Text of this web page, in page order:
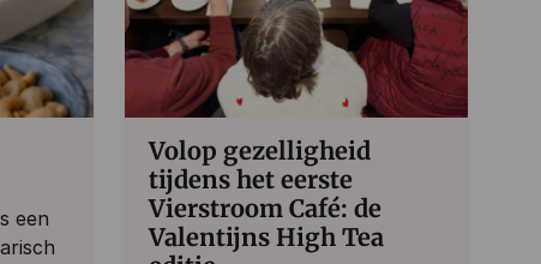
een
Volop gezelligheid
tijdens het eerste
Vierstroom Café: de
Valentijns High Tea